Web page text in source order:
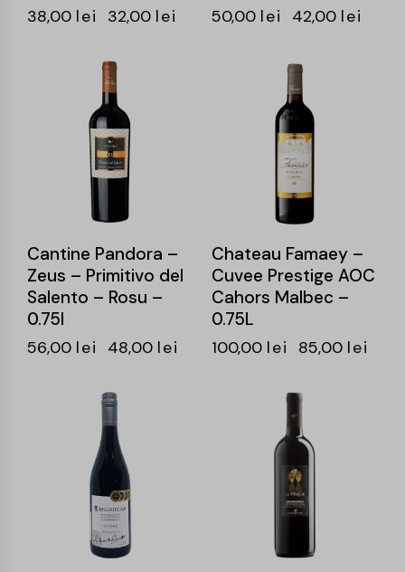
38,00 lei 32,00 lei 50,00 lei 42,00 lei
Cantine Pandora –
Zeus – Primitivo del
Salento – Rosu –
0.75l
56,00 lei 48,00 lei
Chateau Famaey –
Cuvee Prestige AOC
Cahors Malbec –
0.75L
100,00 lei 85,00 lei